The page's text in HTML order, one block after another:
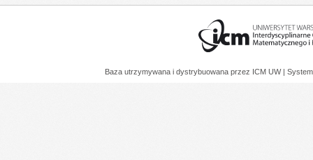
Baza utrzymywana i dystrybuowana przez ICM UW |